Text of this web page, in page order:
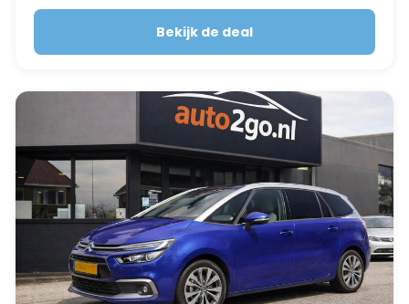
Bekijk de deal